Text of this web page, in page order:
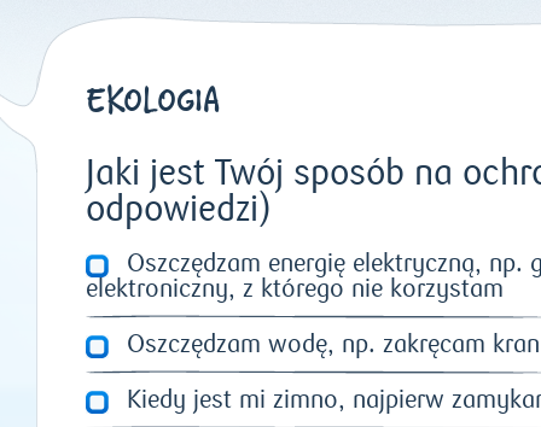
EKOLOGIA
Jaki jest Twój sposób na
odpowiedzi)
Oszczędzam energię elektryczną,
elektroniczny, z którego nie korzystam
Oszczędzam wodę, np. zakręcam
Kiedy jest mi zimno, najpierw